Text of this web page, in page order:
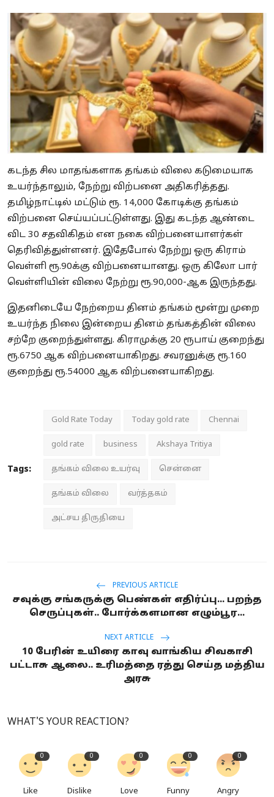
கடந்த சில மாதங்களாக தங்கம் விலை கடுமையாக
உயர்ந்தாலும், நேற்று விற்பனை அதிகரித்தது.
தமிழ்நாட்டில் மட்டும் ரூ. 14,000 கோடிக்கு தங்கம்
விற்பனை செய்யப்பட்டுள்ளது. இது கடந்த ஆண்டை
விட 30 சதவிகிதம் என நகை விற்பனையாளர்கள்
தெரிவித்துள்ளனர். இதேபோல் நேற்று ஒரு கிராம்
வெள்ளி ரூ.90க்கு விற்பனையானது. ஒரு கிலோ பார்
வெள்ளியின் விலை நேற்று ரூ.90,000-ஆக இருந்தது.
இதனிடையே நேற்றைய தினம் தங்கம் மூன்று முறை
உயர்ந்த நிலை இன்றைய தினம் தங்கத்தின் விலை
சற்றே குறைந்துள்ளது. கிராமுக்கு 20 ரூபாய் குறைந்து
ரூ.6750 ஆக விற்பனையாகிறது. சவரனுக்கு ரூ.160
குறைந்து ரூ.54000 ஆக விற்பனையாகிறது.
Tags:
Gold Rate Today Today gold rate Chennai
gold rate business Akshaya Tritiya
தங்கம் விலை உயர்வு சென்னை
தங்கம் விலை வர்த்தகம்
அட்சய திருதியை
PREVIOUS ARTICLE
சவுக்கு சங்கருக்கு பெண்கள் எதிர்ப்பு... பறந்த
செருப்புகள்.. போர்க்களமான எழும்பூர...
NEXT ARTICLE
10 பேரின் உயிரை காவு வாங்கிய சிவகாசி
பட்டாசு ஆலை.. உரிமத்தை ரத்து செய்த மத்திய
அரசு
WHAT'S YOUR REACTION?
0
Like
0
Dislike
0
Love
0
Funny
0
Angry